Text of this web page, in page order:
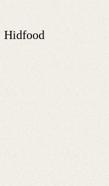
Hidfood